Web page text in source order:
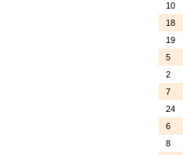
10
18
19
5
2
7
24
6
8